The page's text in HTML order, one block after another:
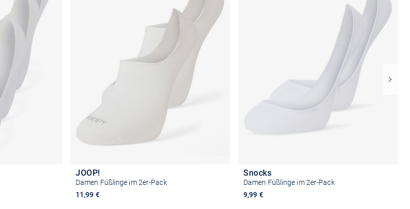
JOOP!
Damen Füßlinge im 2er-Pack
11,99 €
Snocks
Damen Füßlinge im 2er-Pack
9,99 €